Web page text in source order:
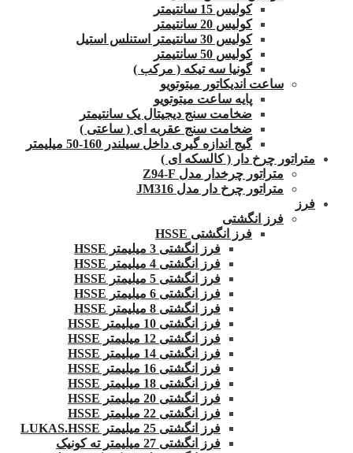
کولیس 15 سانتیمتر
کولیس 20 سانتیمتر
کولیس 30 سانتیمتر استنلس استیل
کولیس 50 سانتیمتر
گونیا سه تیکه ( مرکب )
ساعت اندیکاتور میتوتویو
پایه ساعت میتوتویو
ضخامت سنج دیجیتال یک سانتیمتر
ضخامت سنج عقربه ای ( ساعتی )
گیج اندازه گیری داخل سیلندر 160-50 میلیمتر
متراتور چرخ دار ( کالسکه ای )
متراتور چرخدار مدل Z94-F
متراتور چرخ دار مدل JM316
فرز
فرز انگشتی
فرز انگشتی HSSE
فرز انگشتی 3 میلیمتر HSSE
فرز انگشتی 4 میلیمتر HSSE
فرز انگشتی 5 میلیمتر HSSE
فرز انگشتی 6 میلیمتر HSSE
فرز انگشتی 8 میلیمتر HSSE
فرز انگشتی 10 میلیمتر HSSE
فرز انگشتی 12 میلیمتر HSSE
فرز انگشتی 14 میلیمتر HSSE
فرز انگشتی 16 میلیمتر HSSE
فرز انگشتی 18 میلیمتر HSSE
فرز انگشتی 20 میلیمتر HSSE
فرز انگشتی 22 میلیمتر HSSE
فرز انگشتی 25 میلیمتر LUKAS.HSSE
فرز انگشتی 27 میلیمتر ته کونیک